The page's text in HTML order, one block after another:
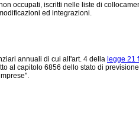
occupati, iscritti nelle liste di
ed integrazioni.
annuali di cui all'art. 4 della legge 21
al capitolo 6856 dello stato di